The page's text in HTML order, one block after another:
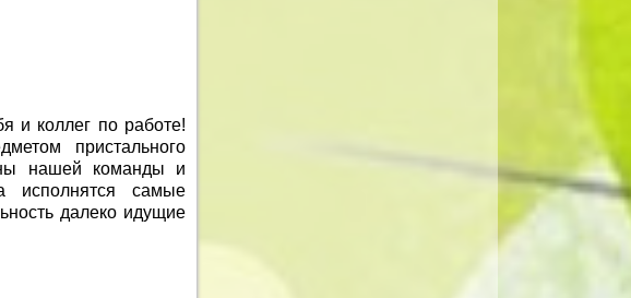
и коллег по работе!
пристального
нашей команды и
самые
далеко идущие